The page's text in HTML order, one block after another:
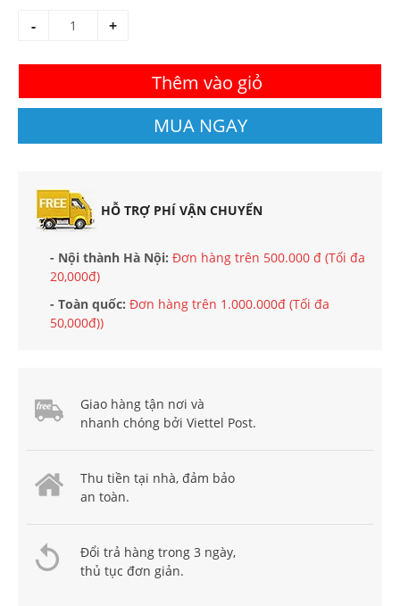
- +
Thêm vào giỏ
MUA NGAY
HỖ TRỢ PHÍ VẬN CHUYỂN
- Nội thành Hà Nội: Đơn hàng trên 500.000 đ (Tối đa
20,000đ)
- Toàn quốc: Đơn hàng trên 1.000.000đ (Tối đa
50,000đ))
Giao hàng tận nơi và
nhanh chóng bởi Viettel Post.
Thu tiền tại nhà, đảm bảo
an toàn.
Đổi trả hàng trong 3 ngày,
thủ tục đơn giản.